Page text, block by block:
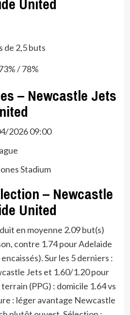
de 2,5 buts
/ 78%
– Newcastle Jets
2026 09:00
Stadium
– Newcastle
United
en moyenne 2.09 but(s)
contre 1.74 pour Adelaide
Sur les 5 derniers :
Jets et 1.60/1.20 pour
(PPG) : domicile 1.64 vs
: léger avantage Newcastle